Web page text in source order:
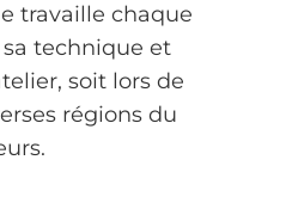
travaille chaque
technique et
soit lors de
régions du